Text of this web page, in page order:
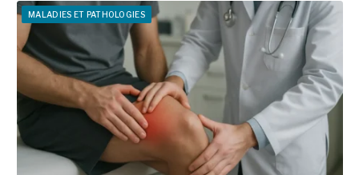
MALADIES ET PATHOLOGIES